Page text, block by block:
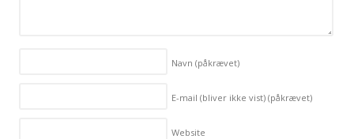
Navn(påkrævet)
E-mail (bliver ikke vist)(påkrævet)
Website